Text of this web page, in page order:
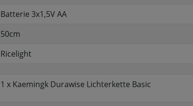
Batterie 3x1,5V AA
50cm
Ricelight
1 x Kaemingk Durawise Lichterkette Basic